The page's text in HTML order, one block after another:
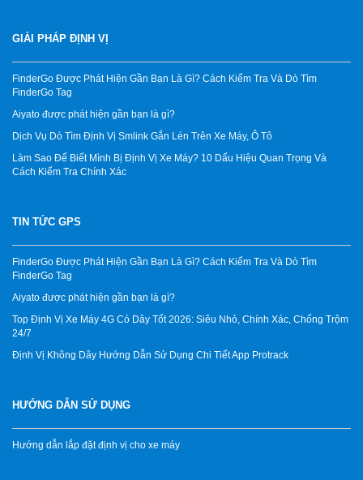
GIẢI PHÁP ĐỊNH VỊ
FinderGo Được Phát Hiện Gần Bạn Là Gì? Cách Kiểm Tra Và Dò Tìm
FinderGo Tag
Aiyato được phát hiện gần bạn là gì?
Dịch Vụ Dò Tìm Định Vị Smlink Gắn Lén Trên Xe Máy, Ô Tô
Làm Sao Để Biết Mình Bị Định Vị Xe Máy? 10 Dấu Hiệu Quan Trọng Và
Cách Kiểm Tra Chính Xác
TIN TỨC GPS
FinderGo Được Phát Hiện Gần Bạn Là Gì? Cách Kiểm Tra Và Dò Tìm
FinderGo Tag
Aiyato được phát hiện gần bạn là gì?
Top Định Vị Xe Máy 4G Có Dây Tốt 2026: Siêu Nhỏ, Chính Xác, Chống Trộm
24/7
Định Vị Không Dây Hướng Dẫn Sử Dụng Chi Tiết App Protrack
HƯỚNG DẪN SỬ DỤNG
Hướng dẫn lắp đặt định vị cho xe máy